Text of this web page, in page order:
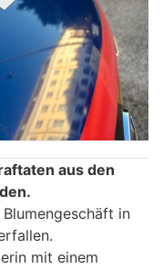
aus den
in
mit einem